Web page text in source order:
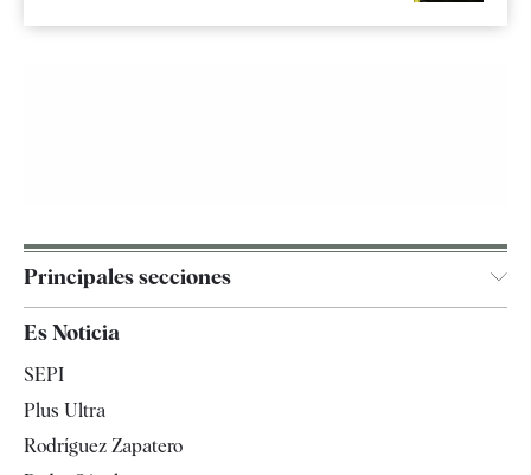
Principales secciones
España
Televisión
Es Noticia
SEPI
Plus Ultra
Rodríguez Zapatero